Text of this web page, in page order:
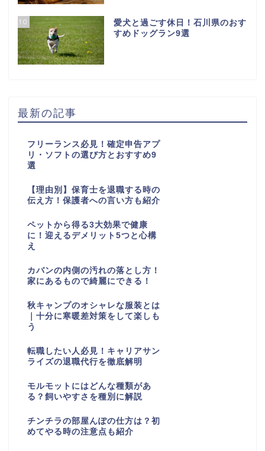
10
愛犬と過ごす休日！石川県のおす
すめドッグラン9選
最新の記事
フリーランス必見！確定申告アプ
リ・ソフトの選び方とおすすめ9
選
【理由別】保育士を退職する時の
伝え方！保護者への言い方も紹介
ペットから得る3大効果で健康
に！迎えるデメリット5つと心構
え
カバンの内側の汚れの落とし方！
家にあるもので綺麗にできる！
秋キャンプのオシャレな服装とは
｜十分に寒暖差対策をして楽しも
う
転職したい人必見！キャリアサン
ライズの退職代行を徹底解明
モルモットにはどんな種類があ
る？飼いやすさを種別に解説
チンチラの部屋んぽの仕方は？初
めてやる時の注意点も紹介